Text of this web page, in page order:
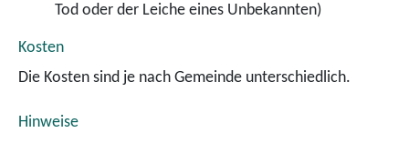
Tod oder der Leiche eines Unbekannten)
Kosten
Die Kosten sind je nach Gemeinde unterschiedlich.
Hinweise